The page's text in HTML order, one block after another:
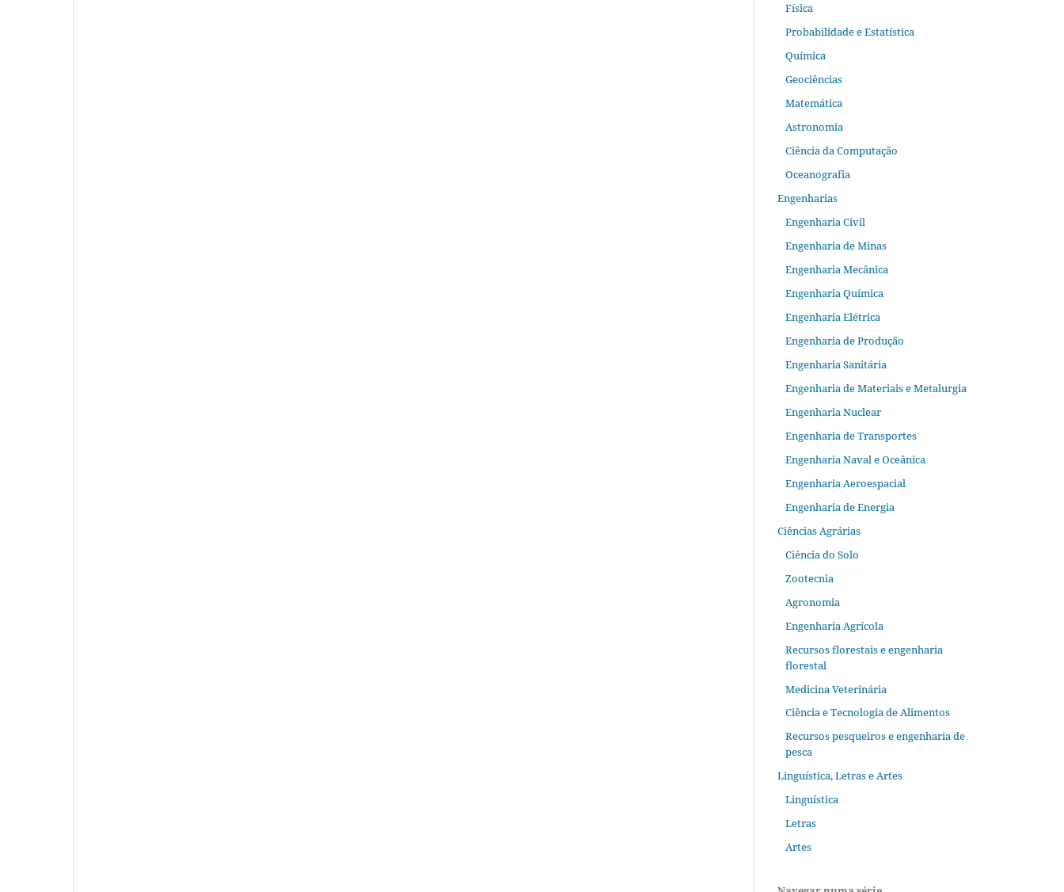
Física
Probabilidade e Estatística
Química
Geociências
Matemática
Astronomia
Ciência da Computação
Oceanografia
Engenharias
Engenharia Civil
Engenharia de Minas
Engenharia Mecânica
Engenharia Química
Engenharia Elétrica
Engenharia de Produção
Engenharia Sanitária
Engenharia de Materiais e Metalurgia
Engenharia Nuclear
Engenharia de Transportes
Engenharia Naval e Oceânica
Engenharia Aeroespacial
Engenharia de Energia
Ciências Agrárias
Ciência do Solo
Zootecnia
Agronomia
Engenharia Agrícola
Recursos florestais e engenharia
florestal
Medicina Veterinária
Ciência e Tecnologia de Alimentos
Recursos pesqueiros e engenharia de
pesca
Linguística, Letras e Artes
Linguística
Letras
Artes